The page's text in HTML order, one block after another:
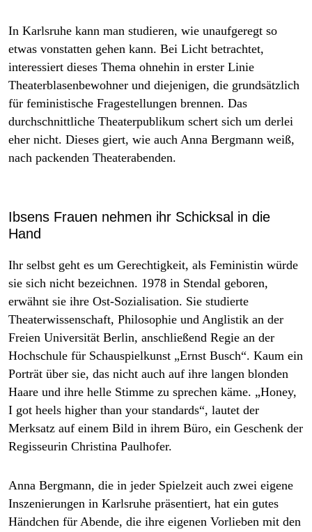
In Karlsruhe kann man studieren, wie unaufgeregt so
etwas vonstatten gehen kann. Bei Licht betrachtet,
interessiert dieses Thema ohnehin in erster Linie
Theaterblasenbewohner und diejenigen, die grundsätzlich
für feministische Fragestellungen brennen. Das
durchschnittliche Theaterpublikum schert sich um derlei
eher nicht. Dieses giert, wie auch Anna Bergmann weiß,
nach packenden Theaterabenden.
Ibsens Frauen nehmen ihr Schicksal in die
Hand
Ihr selbst geht es um Gerechtigkeit, als Feministin würde
sie sich nicht bezeichnen. 1978 in Stendal geboren,
erwähnt sie ihre Ost-Sozialisation. Sie studierte
Theaterwissenschaft, Philosophie und Anglistik an der
Freien Universität Berlin, anschließend Regie an der
Hochschule für Schauspielkunst „Ernst Busch“. Kaum ein
Porträt über sie, das nicht auch auf ihre langen blonden
Haare und ihre helle Stimme zu sprechen käme. „Honey,
I got heels higher than your standards“, lautet der
Merksatz auf einem Bild in ihrem Büro, ein Geschenk der
Regisseurin Christina Paulhofer.
Anna Bergmann, die in jeder Spielzeit auch zwei eigene
Inszenierungen in Karlsruhe präsentiert, hat ein gutes
Händchen für Abende, die ihre eigenen Vorlieben mit den